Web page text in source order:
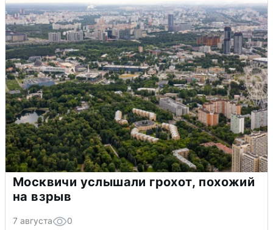
Москвичи услышали грохот, похожий
на взрыв
7 августа 0